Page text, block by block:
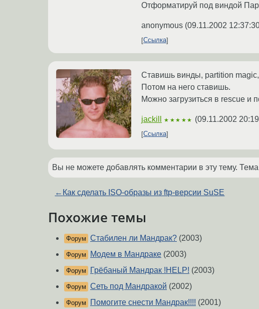
Отформатируй под виндой
anonymous (09.11.2002
Ссылка
Ставишь винды, partition
Потом на него ставишь.
Можно загрузиться в rescue и
jackill ★★★★★ (09.11.2002
Ссылка
Вы не можете добавлять комментарии в эту тему.
← Как сделать ISO-образы из ftp-версии SuSE
Похожие темы
Форум Стабилен ли Мандрак? (2003)
Форум Модем в Мандраке (2003)
Форум Грёбаный Мандрак !HELP! (2003)
Форум Сеть под Мандракой (2002)
Форум Помогите снести Мандрак!!!! (2001)